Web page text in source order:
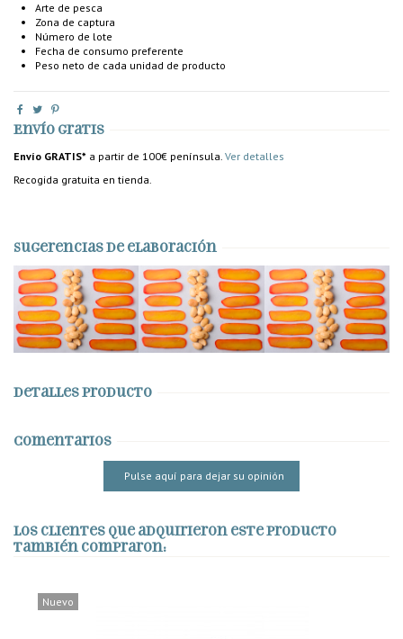
Arte de pesca
Zona de captura
Número de lote
Fecha de consumo preferente
Peso neto de cada unidad de producto
Envío gratis
Envío GRATIS* a partir de 100€ península. Ver detalles
Recogida gratuita en tienda.
Sugerencias de elaboración
Detalles producto
Comentarios
Pulse aquí para dejar su opinión
Los clientes que adquirieron este producto
también compraron:
Nuevo